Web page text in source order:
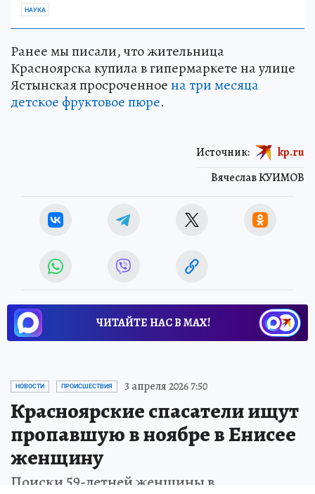
НАУКА
Ранее мы писали, что жительница
Красноярска купила в гипермаркете на улице
Ястынская просроченноена три месяца
детское фруктовое пюре.
Вячеслав КУИМОВ
Источник: kp.ru
ЧИТАЙТЕ НАС В МАХ!
НОВОСТИ ПРОИСШЕСТВИЯ 3 апреля 2026 7:50
Красноярские спасатели ищут
пропавшую в ноябре в Енисее
женщину
Поиски 59-летней женщины в